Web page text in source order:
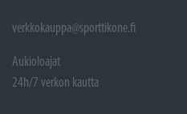
verkkokauppa@sporttikone.fi
Aukioloajat
24h/7 verkon kautta